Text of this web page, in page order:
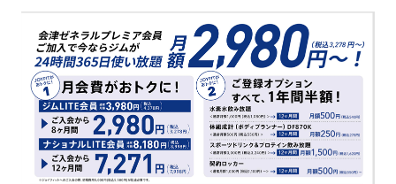
アクセス 店舗情報・サービス
よくあるご質問 店舗へのお問い合わせ
Appで入会手続き料金・サービス等詳しく見る
入会を悩まれている方へトップ
キャンペーン 料金のご案内
アクセス 店舗情報・サービス
JOYFIT総合トップ JOYFIT
JOYFIT24 JOYFIT YOGA